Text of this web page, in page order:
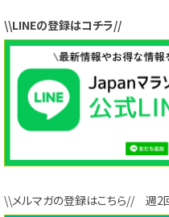
\\LINEの登録はコチラ//
\\メルマガの登録はこちら// 週2